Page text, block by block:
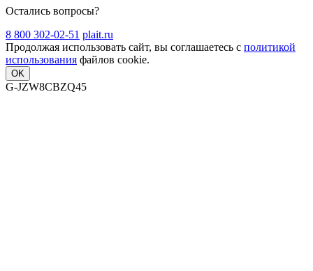
Остались вопросы?
8 800 302-02-51 plait.ru
Продолжая использовать сайт, вы соглашаетесь с политикой
использования файлов cookie.
OK
G-JZW8CBZQ45